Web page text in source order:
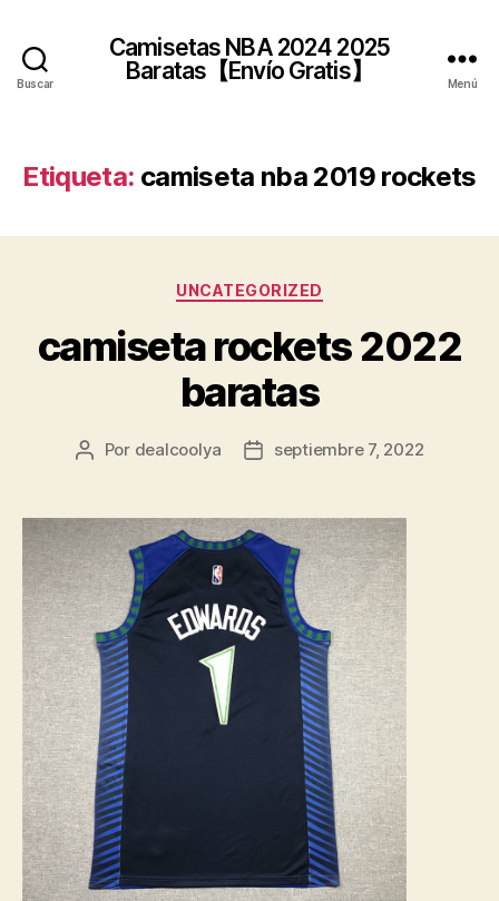
Buscar
Camisetas NBA 2024 2025
Baratas【Envío Gratis】
Menú
Etiqueta: camiseta nba 2019 rockets
Categorías
UNCATEGORIZED
camiseta rockets 2022
baratas
Autor
entrada
Por dealcoolya
Fecha
entrada
septiembre 7, 2022